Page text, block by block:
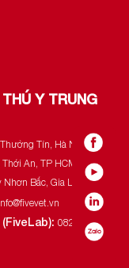
Y TRUNG
Tín, Hà Nội.
An, TP HCM.
Bắc, Gia Lai.
0822